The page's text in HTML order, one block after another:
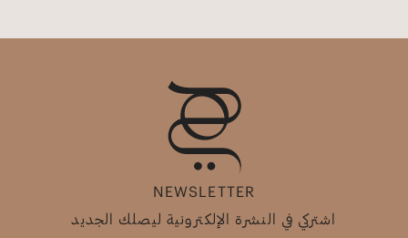
NEWSLETTER
اشتركي في النشرة الإلكترونية ليصلك الجديد